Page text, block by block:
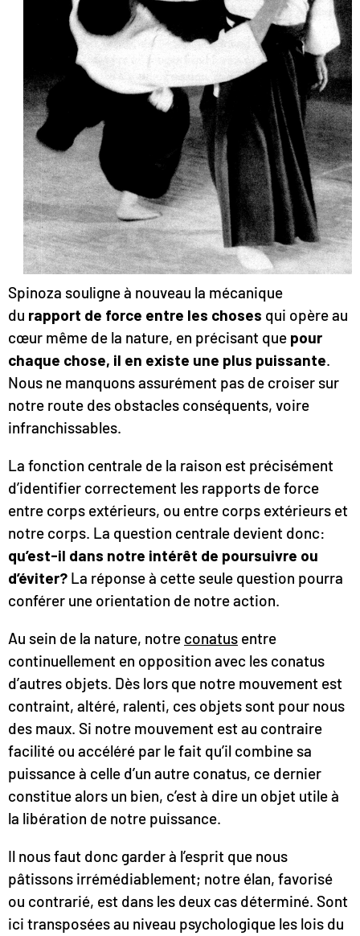
Spinoza souligne à nouveau la mécanique
du rapport de force entre les choses qui opère au
cœur même de la nature, en précisant que pour
chaque chose, il en existe une plus puissante.
Nous ne manquons assurément pas de croiser sur
notre route des obstacles conséquents, voire
infranchissables.
La fonction centrale de la raison est précisément
d’identifier correctement les rapports de force
entre corps extérieurs, ou entre corps extérieurs et
notre corps. La question centrale devient donc:
qu’est-il dans notre intérêt de poursuivre ou
d’éviter? La réponse à cette seule question pourra
conférer une orientation de notre action.
Au sein de la nature, notre conatus entre
continuellement en opposition avec les conatus
d’autres objets. Dès lors que notre mouvement est
contraint, altéré, ralenti, ces objets sont pour nous
des maux. Si notre mouvement est au contraire
facilité ou accéléré par le fait qu’il combine sa
puissance à celle d’un autre conatus, ce dernier
constitue alors un bien, c’est à dire un objet utile à
la libération de notre puissance.
Il nous faut donc garder à l’esprit que nous
pâtissons irrémédiablement; notre élan, favorisé
ou contrarié, est dans les deux cas déterminé. Sont
ici transposées au niveau psychologique les lois du